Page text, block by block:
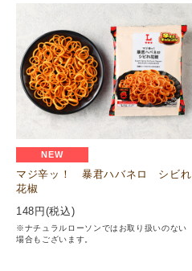
NEW
マジ辛ッ！ 暴君ハバネロ シビれ
花椒
148 円(税込)
※ナチュラルローソンではお取り扱いのない
場合もございます。